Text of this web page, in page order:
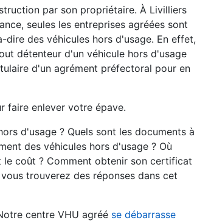
par son propriétaire. À Livilliers
seules les entreprises agréées sont
des véhicules hors d'usage. En effet,
détenteur d'un véhicule hors d'usage
d'un agrément préfectoral pour en
faire enlever votre épave.
d'usage ? Quels sont les documents à
des véhicules hors d'usage ? Où
le coût ? Comment obtenir son certificat
trouverez des réponses dans cet
centre VHU agréé se débarrasse